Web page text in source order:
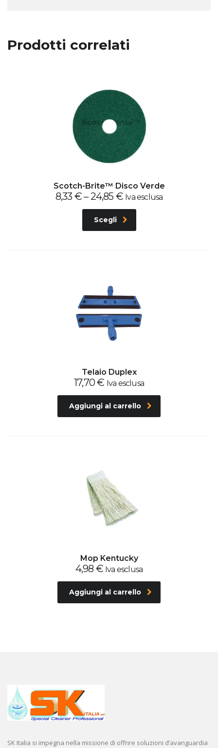
Prodotti correlati
Scotch-Brite™ Disco Verde
8,33 €– 24,85 € Iva esclusa
Scegli
Telaio Duplex
17,70€ Iva esclusa
Aggiungi al carrello
Mop Kentucky
4,98 € Iva esclusa
Aggiungi al carrello
SK Italia si impegna nella missione di offrire soluzioni d’avanguardia